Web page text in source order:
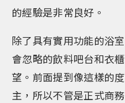
的經驗是非常良好。
除了具有實用功能的浴
會忽略的飲料吧台和衣
望。前面提到像這樣的
主，所以不管是正式商